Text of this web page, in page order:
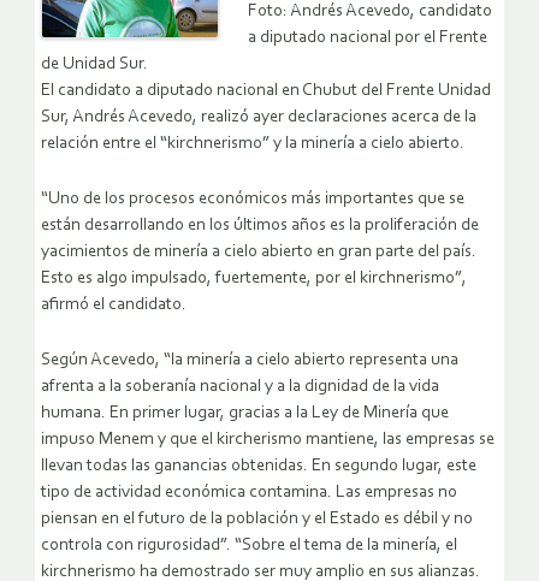
Foto: Andrés Acevedo, candidato
a diputado nacional por el Frente
de Unidad Sur.
El candidato a diputado nacional en Chubut del Frente Unidad
Sur, Andrés Acevedo, realizó ayer declaraciones acerca de la
relación entre el “kirchnerismo” y la minería a cielo abierto.
“Uno de los procesos económicos más importantes que se
están desarrollando en los últimos años es la proliferación de
yacimientos de minería a cielo abierto en gran parte del país.
Esto es algo impulsado, fuertemente, por el kirchnerismo”,
afirmó el candidato.
Según Acevedo, “la minería a cielo abierto representa una
afrenta a la soberanía nacional y a la dignidad de la vida
humana. En primer lugar, gracias a la Ley de Minería que
impuso Menem y que el kircherismo mantiene, las empresas se
llevan todas las ganancias obtenidas. En segundo lugar, este
tipo de actividad económica contamina. Las empresas no
piensan en el futuro de la población y el Estado es débil y no
controla con rigurosidad”. “Sobre el tema de la minería, el
kirchnerismo ha demostrado ser muy amplio en sus alianzas.